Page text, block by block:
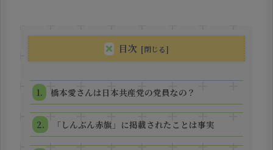
目次
橋本愛さんは日本共産党の党員なの？
「しんぶん赤旗」に掲載されたことは事実